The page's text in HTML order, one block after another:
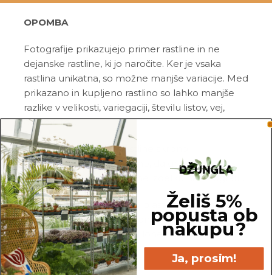
OPOMBA
Fotografije prikazujejo primer rastline in ne
dejanske rastline, ki jo naročite. Ker je vsaka
rastlina unikatna, so možne manjše variacije. Med
prikazano in kupljeno rastlino so lahko manjše
razlike v velikosti, variegaciji, številu listov, vej,
cvetov, itd …
Pred pošiljanjem vse rastline skrbno
pregledamo in zagotovimo, da gredo na pot
zdrave in čim bolj podobne izdelku na fotografiji.
Vse rastline so primarno v plastičnih sadilnih
lončkih. Višino sadilnega lonca je možno razbrati
iz slike z metrom. Okrasni lonec ni vključen v
ceno.
Želiš 5%
popusta ob
nakupu?
Ja, prosim!